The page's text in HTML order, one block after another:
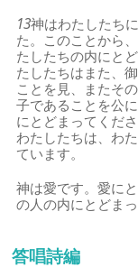
13神はわたしたち
た。このことから
たしたちの内にと
たしたちはまた、
ことを見、またそ
子であることを公
にとどまってくだ
わたしたちは、わ
ています。
神は愛です。愛に
の人の内にとどま
答唱詩編